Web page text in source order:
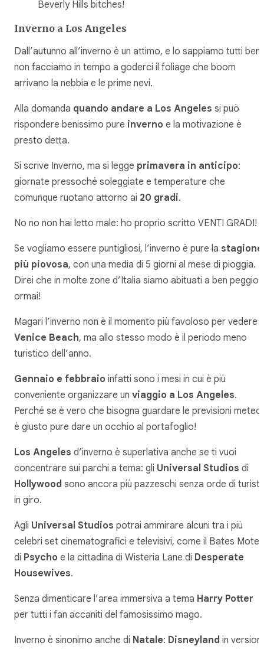
Beverly Hills bitches!
Inverno a Los Angeles
Dall’autunno all’inverno è un attimo, e lo sappiamo tutti
non facciamo in tempo a goderci il foliage che boom
arrivano la nebbia e le prime nevi.
Alla domanda quando andare a Los Angeles si può
rispondere benissimo pure inverno e la motivazione è
presto detta.
Si scrive Inverno, ma si legge primavera in anticipo:
giornate pressoché soleggiate e temperature che
comunque ruotano attorno ai 20 gradi.
No no non hai letto male: ho proprio scritto VENTI GRADI!
Se vogliamo essere puntigliosi, l’inverno è pure la stagione
più piovosa, con una media di 5 giorni al mese di pioggia.
Direi che in molte zone d’Italia siamo abituati a ben peggio
ormai!
Magari l’inverno non è il momento più favoloso per vedere
Venice Beach, ma allo stesso modo è il periodo meno
turistico dell’anno.
Gennaio e febbraio infatti sono i mesi in cui è più
conveniente organizzare un viaggio a Los Angeles.
Perché se è vero che bisogna guardare le previsioni meteo,
è giusto pure dare un occhio al portafoglio!
Los Angeles d’inverno è superlativa anche se ti vuoi
concentrare sui parchi a tema: gli Universal Studios di
Hollywood sono ancora più pazzeschi senza orde di turisti
in giro.
Agli Universal Studios potrai ammirare alcuni tra i più
celebri set cinematografici e televisivi, come il Bates Motel
di Psycho e la cittadina di Wisteria Lane di Desperate
Housewives.
Senza dimenticare l’area immersiva a tema Harry Potter
per tutti i fan accaniti del famosissimo mago.
Inverno è sinonimo anche di Natale: Disneyland in